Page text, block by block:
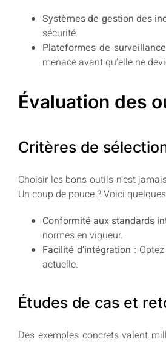
Systèmes de gestion des
sécurité.
Plateformes de
menace avant qu’elle ne
Évaluation des
Critères de
Choisir les bons outils n’est
Un coup de pouce ? Voici
Conformité aux standards
normes en vigueur.
Facilité d’intégration :
actuelle.
Études de cas et
Des exemples concrets valent